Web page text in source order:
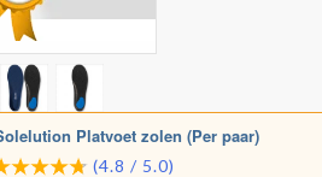
Platvoet zolen (Per paar)
(4.8 / 5.0)